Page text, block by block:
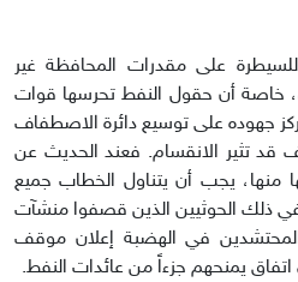
على مقدرات المحافظة غير
خاصة أن حقول النفط تحرسها قوات
جهوده على توسيع دائرة الاصطفاف
قد تثير الانقسام. فعند الحديث عن
منها، يجب أن يتناول الخطاب جميع
في ذلك الحوثيين الذين قصفوا منشآت
في الهضبة إعلان موقف
يمنحهم جزءاً من عائدات النفط.